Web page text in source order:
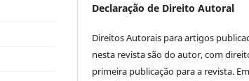
Declaração de Direito Autoral
Direitos Autorais para artigos
nesta revista são do autor, com
primeira publicação para a revista. Em